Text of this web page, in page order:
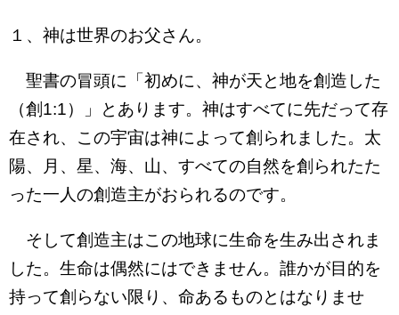
１、神は世界のお父さん。
聖書の冒頭に「初めに、神が天と地を創造した
（創1:1）」とあります。神はすべてに先だって存
在され、この宇宙は神によって創られました。太
陽、月、星、海、山、すべての自然を創られたた
った一人の創造主がおられるのです。
そして創造主はこの地球に生命を生み出されま
した。生命は偶然にはできません。誰かが目的を
持って創らない限り、命あるものとはなりませ